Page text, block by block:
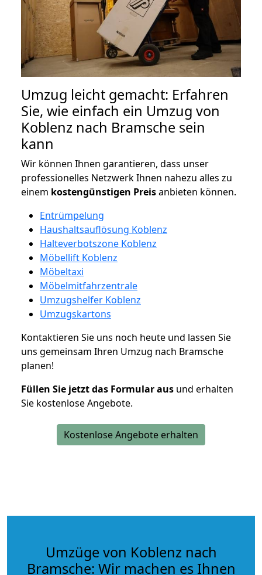
Umzug leicht gemacht: Erfahren
Sie, wie einfach ein Umzug von
Koblenz nach Bramsche sein
kann
Wir können Ihnen garantieren, dass unser
professionelles Netzwerk Ihnen nahezu alles zu
einem kostengünstigen Preisanbieten können.
Entrümpelung
Haushaltsauflösung Koblenz
Halteverbotszone Koblenz
Möbellift Koblenz
Möbeltaxi
Möbelmitfahrzentrale
Umzugshelfer Koblenz
Umzugskartons
Kontaktieren Sie uns noch heute und lassen Sie
uns gemeinsam Ihren Umzug nach Bramsche
planen!
Füllen Sie jetzt das Formular aus und erhalten
Sie kostenlose Angebote.
Kostenlose Angebote erhalten
Umzüge von Koblenz nach
Bramsche: Wir machen es Ihnen